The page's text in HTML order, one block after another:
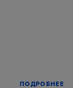
ПОДРОБНЕЕ